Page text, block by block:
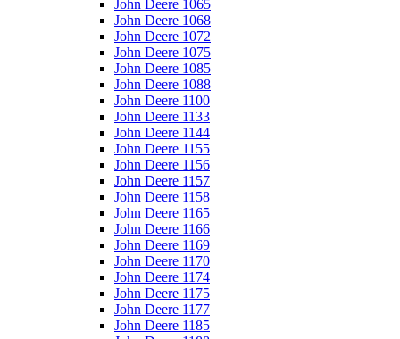
John Deere 1065
John Deere 1068
John Deere 1072
John Deere 1075
John Deere 1085
John Deere 1088
John Deere 1100
John Deere 1133
John Deere 1144
John Deere 1155
John Deere 1156
John Deere 1157
John Deere 1158
John Deere 1165
John Deere 1166
John Deere 1169
John Deere 1170
John Deere 1174
John Deere 1175
John Deere 1177
John Deere 1185